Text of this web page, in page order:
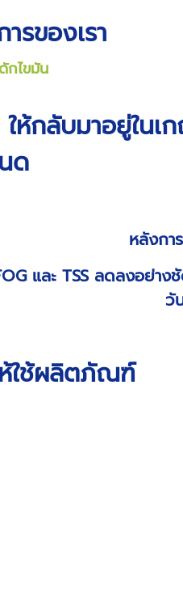
รของเรา
กไขมัน
กลับมาอยู่ในเ
ด
หลังกา
และ TSS ลดลงอย่า
วั
ห้ใช้ผลิตภัณฑ์